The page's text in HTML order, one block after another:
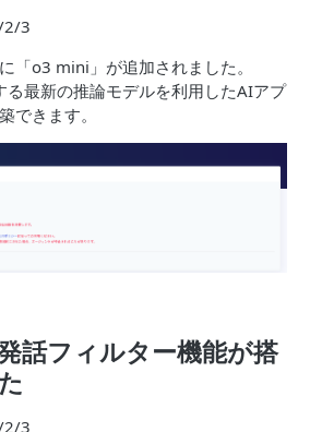
2/3
「o3 mini」が追加されました。
る最新の推論モデルを利用したAIアプ
できます。
話フィルター機能が搭
2/3